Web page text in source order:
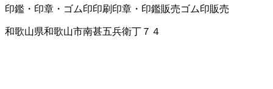
印鑑・印章・ゴム印印刷 印章・印鑑販売ゴム印販売
和歌山県和歌山市南甚五兵衛丁７４